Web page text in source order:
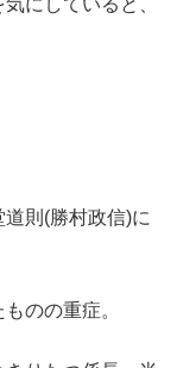
則(勝村政信)に
のの重症。